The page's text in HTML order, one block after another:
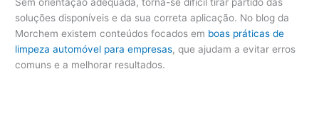
soluções disponíveis e da sua correta aplicação. No blog da
Morchem existem conteúdos focados em boas práticas de
limpeza automóvel para empresas, que ajudam a evitar erros
comuns e a melhorar resultados.